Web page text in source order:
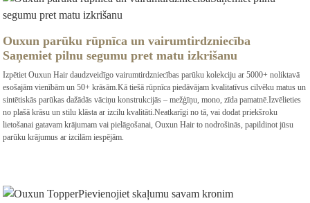
Ouxun parūku rūpnīca un vairumtirdzniecība
Saņemiet pilnu segumu pret matu izkrišanu
Izpētiet Ouxun Hair daudzveidīgo vairumtirdzniecības parūku kolekciju ar 5000+ noliktavā
esošajām vienībām un 50+ krāsām.Kā tiešā rūpnīca piedāvājam kvalitatīvus cilvēku matus un
sintētiskās parūkas dažādās vāciņu konstrukcijās – mežģīņu, mono, zīda pamatnē.Izvēlieties
no plašā krāsu un stilu klāsta ar izcilu kvalitāti.Neatkarīgi no tā, vai dodat priekšroku
lietošanai gatavam krājumam vai pielāgošanai, Ouxun Hair to nodrošinās, papildinot jūsu
parūku krājumus ar izcilām iespējām.